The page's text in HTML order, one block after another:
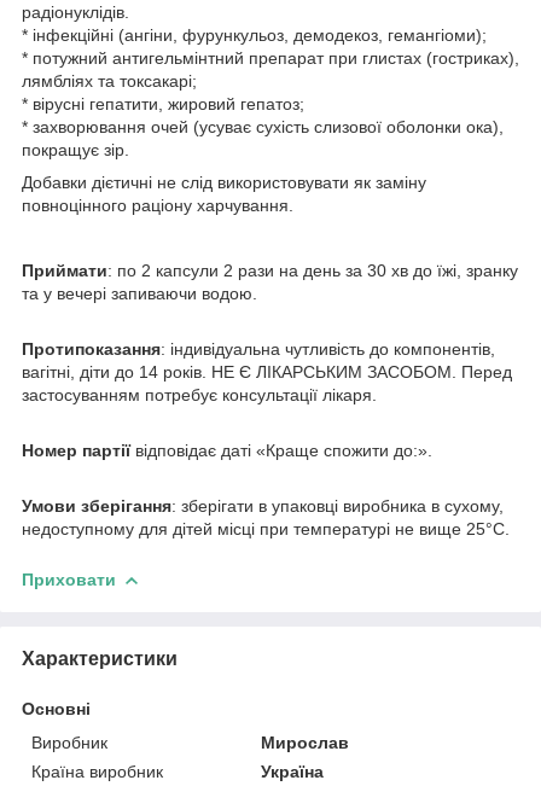
радіонуклідів.
* інфекційні (ангіни, фурункульоз, демодекоз, гемангіоми);
* потужний антигельмінтний препарат при глистах (гостриках),
лямбліях та токсакарі;
* вірусні гепатити, жировий гепатоз;
* захворювання очей (усуває сухість слизової оболонки ока),
покращує зір.
Добавки дієтичні не слід використовувати як заміну
повноцінного раціону харчування.
Приймати: по 2 капсули 2 рази на день за 30 хв до їжі, зранку
та у вечері запиваючи водою.
Протипоказання: індивідуальна чутливість до компонентів,
вагітні, діти до 14 років. НЕ Є ЛІКАРСЬКИМ ЗАСОБОМ. Перед
застосуванням потребує консультації лікаря.
Номер партіївідповідає даті «Краще спожити до:».
Умови зберігання: зберігати в упаковці виробника в сухому,
недоступному для дітей місці при температурі не вище 25°C.
Приховати
Характеристики
Основні
Виробник
Мирослав
Країна виробник
Україна